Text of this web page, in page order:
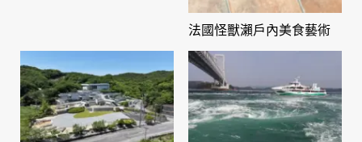
法國怪獸瀨戶內美食藝術